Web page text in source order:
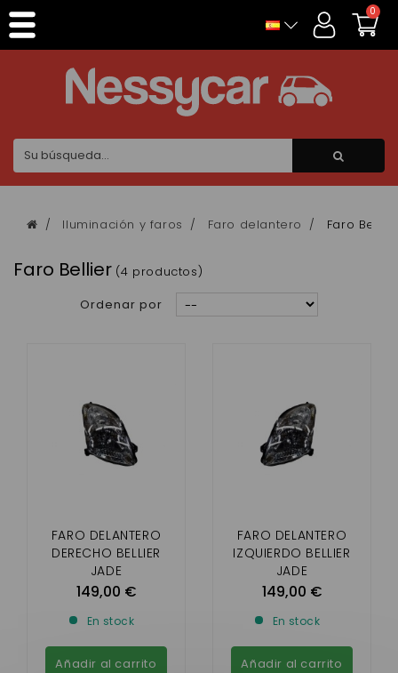
0
Iluminación y faros Faro delantero Faro Bellier
Faro Bellier (4 productos)
Ordenar por
FARO DELANTERO
DERECHO BELLIER
JADE
149,00 €
En stock
Añadir al carrito
FARO DELANTERO
IZQUIERDO BELLIER
JADE
149,00 €
En stock
Añadir al carrito
Panel de gestión de cookies